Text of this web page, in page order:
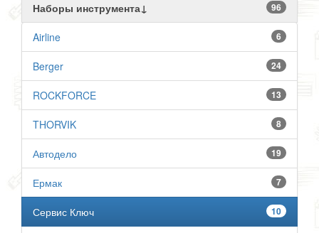
Наборы инструмента↓ 96
6
Airline
24
Berger
13
ROCKFORCE
8
THORVIK
19
Автодело
7
Ермак
10
Сервис Ключ